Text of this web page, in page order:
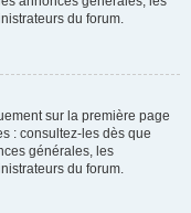
du forum.
sur la première page
: consultez-les dès que
générales, les
du forum.